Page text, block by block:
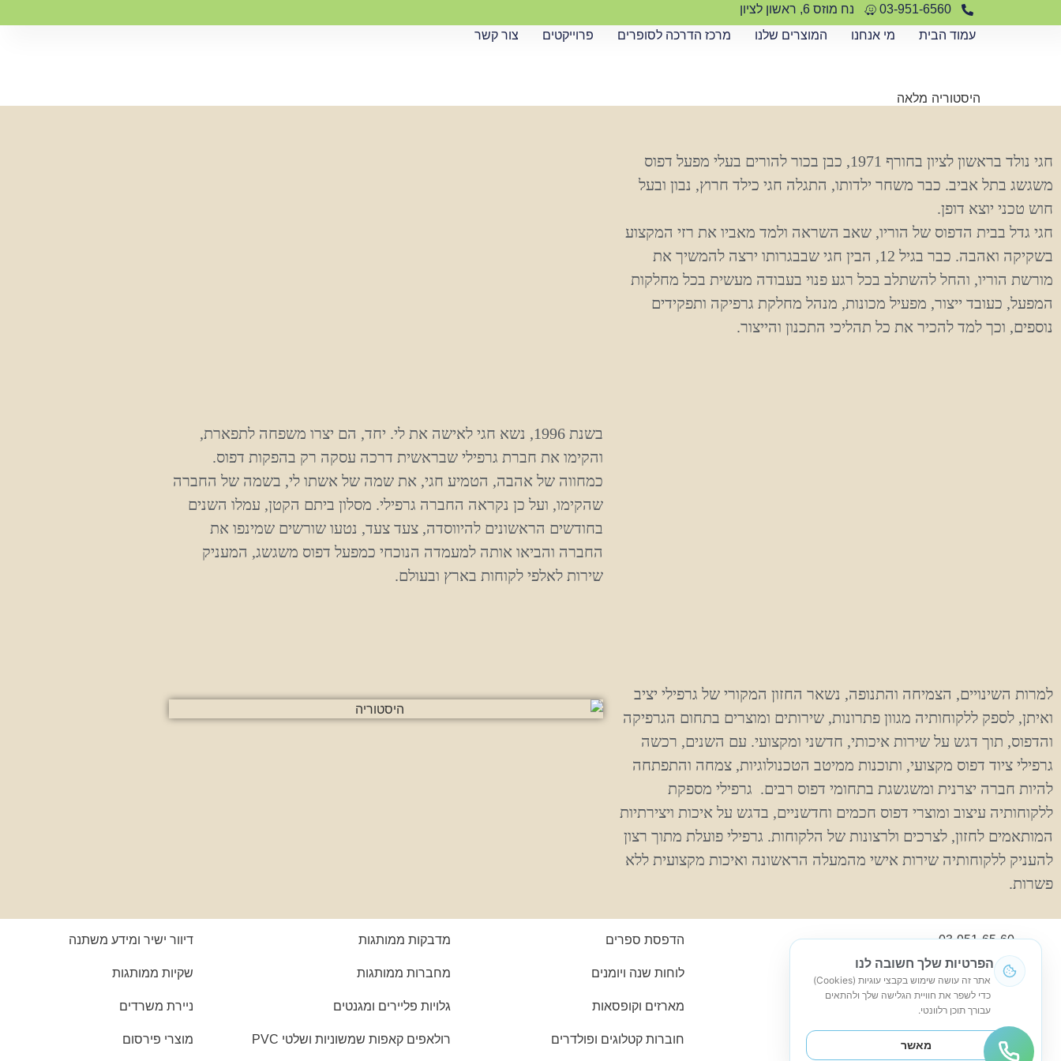
03-951-6560
נח מוזס 6, ראשון לציון
עמוד הבית
מי אנחנו המוצרים שלנו מרכז הדרכה לסופרים פרוייקטים צור קשר
היסטוריה מלאה
חגי נולד בראשון לציון בחורף 1971, כבן בכור להורים בעלי מפעל דפוס
משגשג בתל אביב. כבר משחר ילדותו, התגלה חגי כילד חרוץ, נבון ובעל
חוש טכני יוצא דופן.
חגי גדל בבית הדפוס של הוריו, שאב השראה ולמד מאביו את רזי המקצוע
בשקיקה ואהבה. כבר בגיל 12, הבין חגי שבבגרותו ירצה להמשיך את
מורשת הוריו, והחל להשתלב בכל רגע פנוי בעבודה מעשית בכל מחלקות
המפעל, כעובד ייצור, מפעיל מכונות, מנהל מחלקת גרפיקה ותפקידים
נוספים, וכך למד להכיר את כל תהליכי התכנון והייצור.
בשנת 1996, נשא חגי לאישה את לי. יחד, הם יצרו משפחה לתפארת,
והקימו את חברת גרפילי שבראשית דרכה עסקה רק בהפקות דפוס.
כמחווה של אהבה, הטמיע חגי, את שמה של אשתו לי, בשמה של החברה
שהקימו, ועל כן נקראה החברה גרפילי. מסלון ביתם הקטן, עמלו השנים
בחודשים הראשונים להיווסדה, צעד צעד, נטעו שורשים שמינפו את
החברה והביאו אותה למעמדה הנוכחי כמפעל דפוס משגשג, המעניק
שירות לאלפי לקוחות בארץ ובעולם.
למרות השינויים, הצמיחה והתנופה, נשאר החזון המקורי של גרפילי יציב
ואיתן, לספק ללקוחותיה מגוון פתרונות, שירותים ומוצרים בתחום הגרפיקה
והדפוס, תוך דגש על שירות איכותי, חדשני ומקצועי. עם השנים, רכשה
גרפילי ציוד דפוס מקצועי, ותוכנות ממיטב הטכנולוגיות, צמחה והתפתחה
להיות חברה יצרנית ומשגשגת בתחומי דפוס רבים. גרפילי מספקת
ללקוחותיה עיצוב ומוצרי דפוס חכמים וחדשניים, בדגש על איכות ויצירתיות
המותאמים לחזון, לצרכים ולרצונות של הלקוחות. גרפילי פועלת מתוך רצון
להעניק ללקוחותיה שירות אישי מהמעלה הראשונה ואיכות מקצועית ללא
פשרות.
03-951-65-60
info@grafili.co.il
א'-ה': 08:00-17:00
הדפסת ספרים
לוחות שנה ויומנים
מארזים וקופסאות
חוברות קטלוגים ופולדרים
מדבקות ממותגות
מחברות ממותגות
גלויות פליירים ומגנטים
רולאפים קאפות שמשוניות ושלטי PVC
דיוור ישיר ומידע משתנה
שקיות ממותגות
ניירת משרדים
מוצרי פירסום
הפרטיות שלך חשובה לנו
אתר זה עושה שימוש בקבצי עוגיות (Cookies)
כדי לשפר את חוויית הגלישה שלך ולהתאים
עבורך תוכן רלוונטי.
מאשר